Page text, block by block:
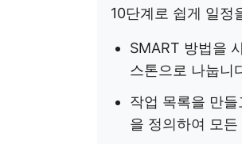
10단계로 쉽게 일정
SMART 방법을
스톤으로 나눕니
작업 목록을 만
을 정의하여 모